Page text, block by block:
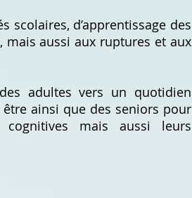
scolaires, d’apprentissage des
mais aussi aux ruptures et aux
adultes vers un quotidien
ainsi que des seniors pour
mais aussi leurs